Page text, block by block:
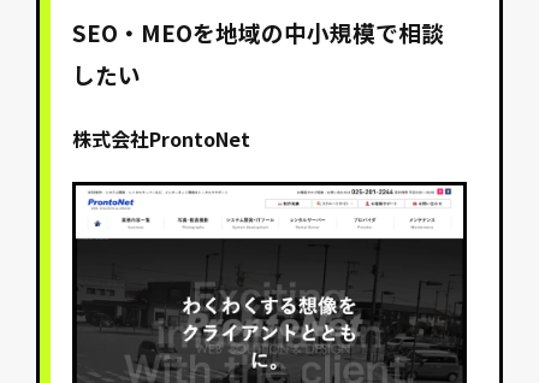
SEO・MEOを地域の中小規模で相談
したい
株式会社ProntoNet